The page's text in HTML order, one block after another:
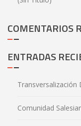
COMENTARIOS
ENTRADAS
Transversalización
Comunidad